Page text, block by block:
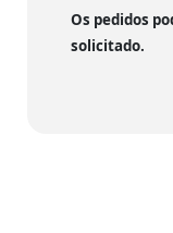
Os pedidos
solicitado.